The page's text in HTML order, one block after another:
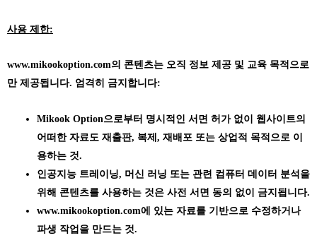
사용 제한:
www.mikookoption.com의 콘텐츠는 오직 정보 제공 및 교육 목적으로
만 제공됩니다. 엄격히 금지합니다:
Mikook Option으로부터 명시적인 서면 허가 없이 웹사이트의
어떠한 자료도 재출판, 복제, 재배포 또는 상업적 목적으로 이
용하는 것.
인공지능 트레이닝, 머신 러닝 또는 관련 컴퓨터 데이터 분석을
위해 콘텐츠를 사용하는 것은 사전 서면 동의 없이 금지됩니다.
www.mikookoption.com에
있는 자료를 기반으로 수정하거나
파생 작업을 만드는 것.